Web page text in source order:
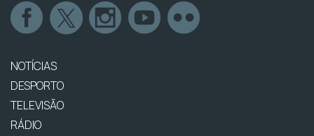
NOTÍCIAS
DESPORTO
TELEVISÃO
RÁDIO